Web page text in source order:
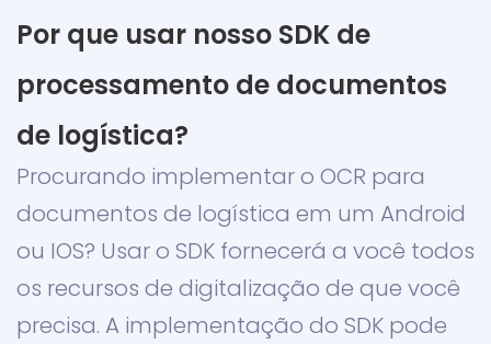
Por que usar nosso SDK de
processamento de documentos
de logística?
Procurando implementar o OCR para
documentos de logística em um Android
ou IOS? Usar o SDK fornecerá a você todos
os recursos de digitalização de que você
precisa. A implementação do SDK pode